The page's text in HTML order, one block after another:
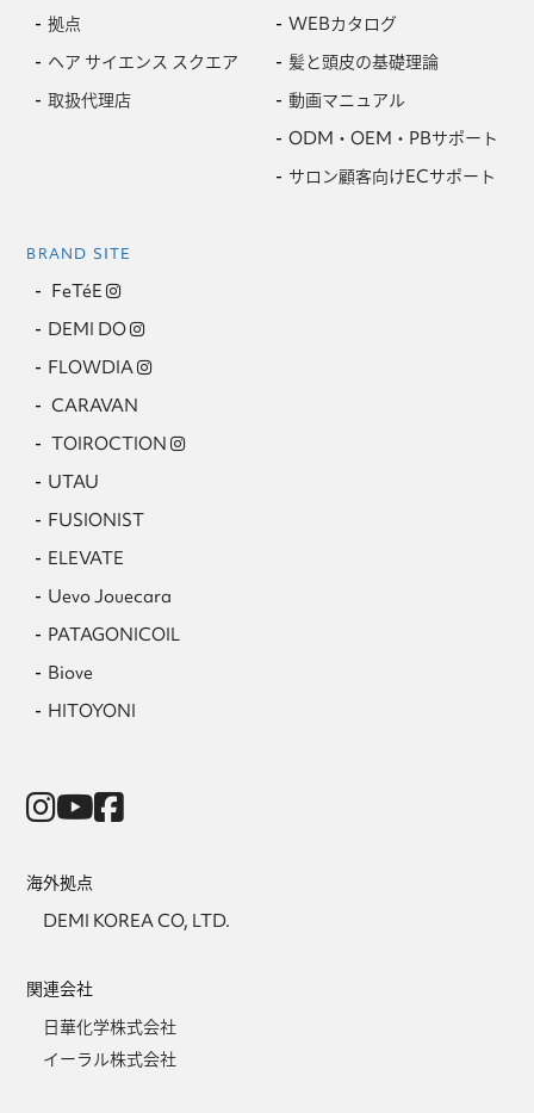
拠点
ヘア サイエンス スクエア
取扱代理店
WEBカタログ
髪と頭皮の基礎理論
動画マニュアル
ODM・OEM・PBサポート
サロン顧客向けECサポート
BRAND SITE
FeTéE
DEMI DO
FLOWDIA
CARAVAN
TOIROCTION
UTAU
FUSIONIST
ELEVATE
Uevo Jouecara
PATAGONICOIL
Biove
HITOYONI
海外拠点
DEMI KOREA CO, LTD.
関連会社
日華化学株式会社
イーラル株式会社